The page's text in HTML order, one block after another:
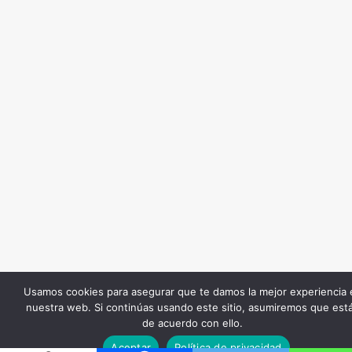
Usamos cookies para asegurar que te damos la mejor experiencia
nuestra web. Si continúas usando este sitio, asumiremos que
de acuerdo con ello.
Aceptar
Política de privacidad